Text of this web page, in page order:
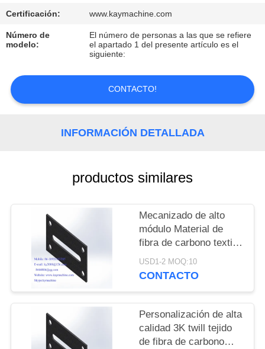
NOTICIAS
UNA
COTIZACIÓN
PRIVACY
POLICY
Certificación: www.kaymachine.com
Número de
modelo:
El número de personas a las que se refiere
el apartado 1 del presente artículo es el
siguiente:
CONTACTO!
INFORMACIÓN DETALLADA
productos similares
Mecanizado de alto
módulo Material de
fibra de carbono textil
Picanol Tejer piezas de
repuesto Fibra de
fabricante de China
fábrica de China
productor de China
USD1-2 MOQ:10
CONTACTO
Personalización de alta
calidad 3K twill tejido
de fibra de carbono